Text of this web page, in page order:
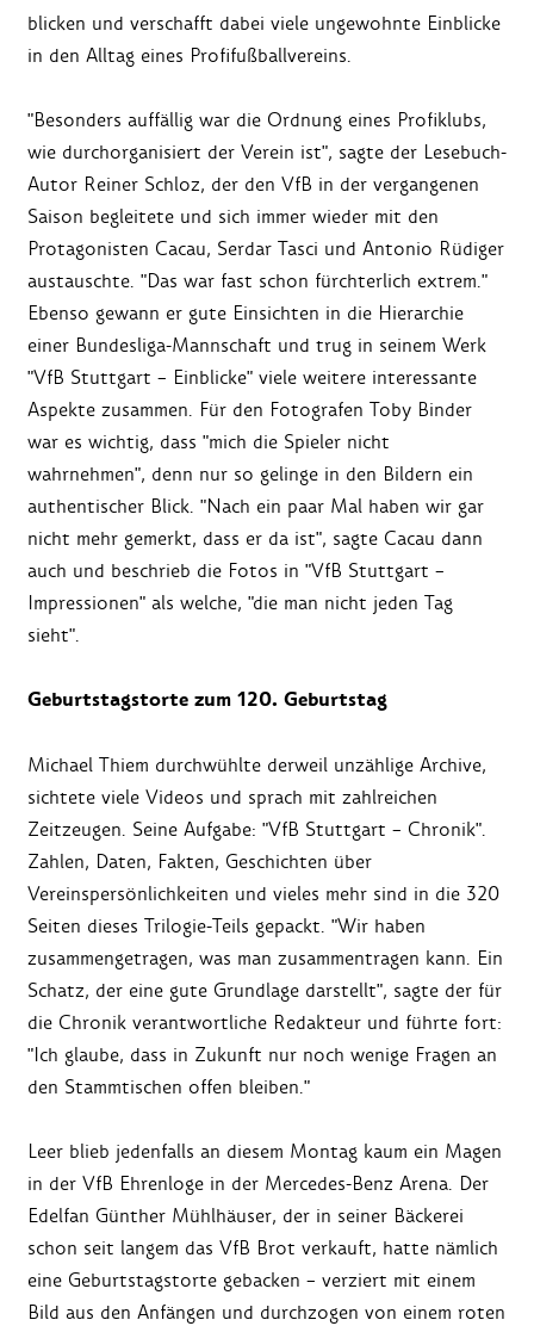
blicken und verschafft dabei viele ungewohnte Einblicke
in den Alltag eines Profifußballvereins.
"Besonders auffällig war die Ordnung eines Profiklubs,
wie durchorganisiert der Verein ist", sagte der Lesebuch-
Autor Reiner Schloz, der den VfB in der vergangenen
Saison begleitete und sich immer wieder mit den
Protagonisten Cacau, Serdar Tasci und Antonio Rüdiger
austauschte. "Das war fast schon fürchterlich extrem."
Ebenso gewann er gute Einsichten in die Hierarchie
einer Bundesliga-Mannschaft und trug in seinem Werk
"VfB Stuttgart – Einblicke" viele weitere interessante
Aspekte zusammen. Für den Fotografen Toby Binder
war es wichtig, dass "mich die Spieler nicht
wahrnehmen", denn nur so gelinge in den Bildern ein
authentischer Blick. "Nach ein paar Mal haben wir gar
nicht mehr gemerkt, dass er da ist", sagte Cacau dann
auch und beschrieb die Fotos in "VfB Stuttgart –
Impressionen" als welche, "die man nicht jeden Tag
sieht".
Geburtstagstorte zum 120. Geburtstag
Michael Thiem durchwühlte derweil unzählige Archive,
sichtete viele Videos und sprach mit zahlreichen
Zeitzeugen. Seine Aufgabe: "VfB Stuttgart – Chronik".
Zahlen, Daten, Fakten, Geschichten über
Vereinspersönlichkeiten und vieles mehr sind in die 320
Seiten dieses Trilogie-Teils gepackt. "Wir haben
zusammengetragen, was man zusammentragen kann. Ein
Schatz, der eine gute Grundlage darstellt", sagte der für
die Chronik verantwortliche Redakteur und führte fort:
"Ich glaube, dass in Zukunft nur noch wenige Fragen an
den Stammtischen offen bleiben."
Leer blieb jedenfalls an diesem Montag kaum ein Magen
in der VfB Ehrenloge in der Mercedes-Benz Arena. Der
Edelfan Günther Mühlhäuser, der in seiner Bäckerei
schon seit langem das VfB Brot verkauft, hatte nämlich
eine Geburtstagstorte gebacken – verziert mit einem
Bild aus den Anfängen und durchzogen von einem roten